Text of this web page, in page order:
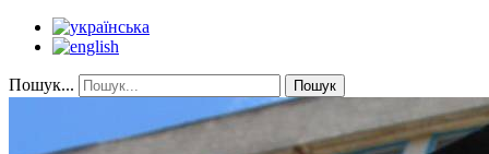
Пошук... Пошук